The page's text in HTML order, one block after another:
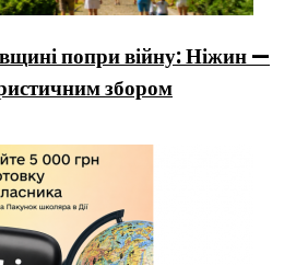
попри війну: Ніжин —
збором